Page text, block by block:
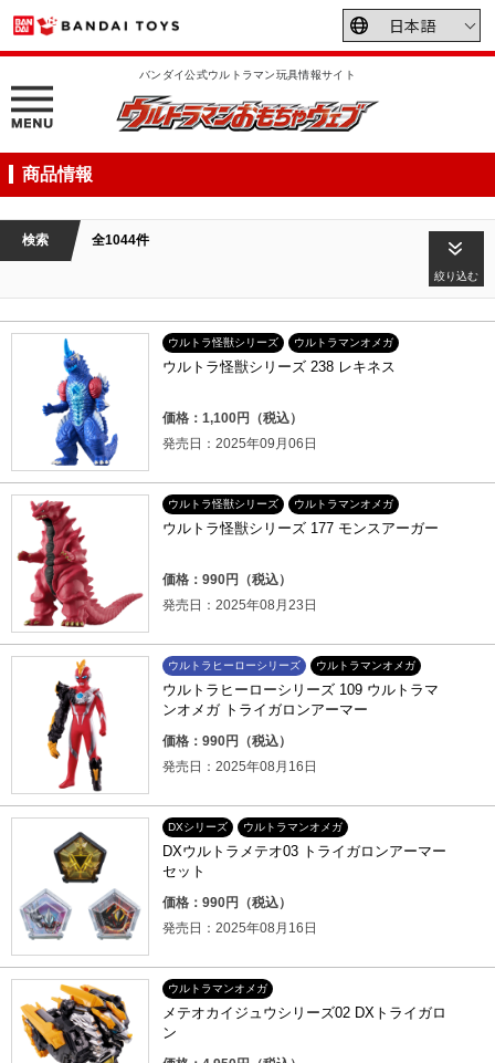
バンダイ公式ウルトラマン玩具情報サイト
商品情報
検索 全1044件
絞り込む
ウルトラ怪獣シリーズ ウルトラマンオメガ
ウルトラ怪獣シリーズ 238 レキネス
価格：1,100円（税込）
発売日：2025年09月06日
ウルトラ怪獣シリーズ ウルトラマンオメガ
ウルトラ怪獣シリーズ 177 モンスアーガー
価格：990円（税込）
発売日：2025年08月23日
ウルトラヒーローシリーズ ウルトラマンオメガ
ウルトラヒーローシリーズ 109 ウルトラマ
ンオメガ トライガロンアーマー
価格：990円（税込）
発売日：2025年08月16日
DXシリーズ ウルトラマンオメガ
DXウルトラメテオ03 トライガロンアーマー
セット
価格：990円（税込）
発売日：2025年08月16日
ウルトラマンオメガ
メテオカイジュウシリーズ02 DXトライガロ
ン